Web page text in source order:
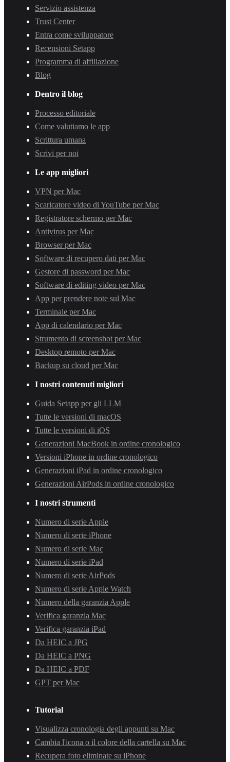
Servizio assistenza
Trust Center
Entra come sviluppatore
Recensioni Setapp
Programma di affiliazione
Blog
Dentro il blog
Processo editoriale
Come valutiamo le app
Scrittura umana
Scrivi per noi
Le app migliori
VPN per Mac
Scaricatore video di YouTube per Mac
Registratore schermo per Mac
Antivirus per Mac
Browser per Mac
Software di recupero dati per Mac
Gestore di password per Mac
Software di editing video per Mac
App per prendere note sul Mac
Terminale per Mac
App di calendario per Mac
Strumento di screenshot per Mac
Desktop remoto per Mac
Backup su cloud per Mac
I nostri contenuti migliori
Guida Setapp per gli LLM
Tutte le versioni di macOS
Tutte le versioni di iOS
Generazioni MacBook in ordine cronologico
Versioni iPhone in ordine cronologico
Generazioni iPad in ordine cronologico
Generazioni AirPods in ordine cronologico
I nostri strumenti
Numero di serie Apple
Numero di serie iPhone
Numero di serie Mac
Numero di serie iPad
Numero di serie AirPods
Numero di serie Apple Watch
Numero della garanzia Apple
Verifica garanzia Mac
Verifica garanzia iPad
Da HEIC a JPG
Da HEIC a PNG
Da HEIC a PDF
GPT per Mac
Tutorial
Visualizza cronologia degli appunti su Mac
Cambia l'icona o il colore della cartella su Mac
Recupera foto eliminate su iPhone